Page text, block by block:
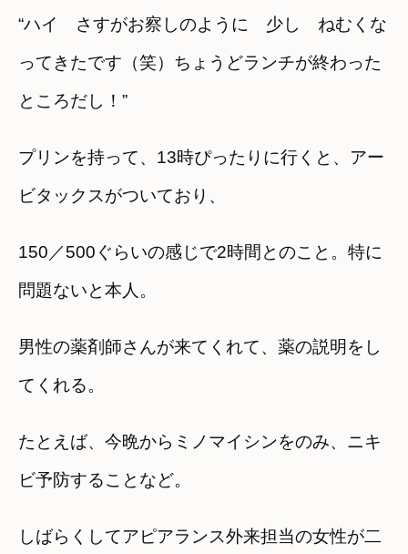
“ハイ さすがお察しのように 少し ねむくな
ってきたです（笑）ちょうどランチが終わった
ところだし！”
プリンを持って、13時ぴったりに行くと、アー
ビタックスがついており、
150／500ぐらいの感じで2時間とのこと。特に
問題ないと本人。
男性の薬剤師さんが来てくれて、薬の説明をし
てくれる。
たとえば、今晩からミノマイシンをのみ、ニキ
ビ予防することなど。
しばらくしてアピアランス外来担当の女性が二